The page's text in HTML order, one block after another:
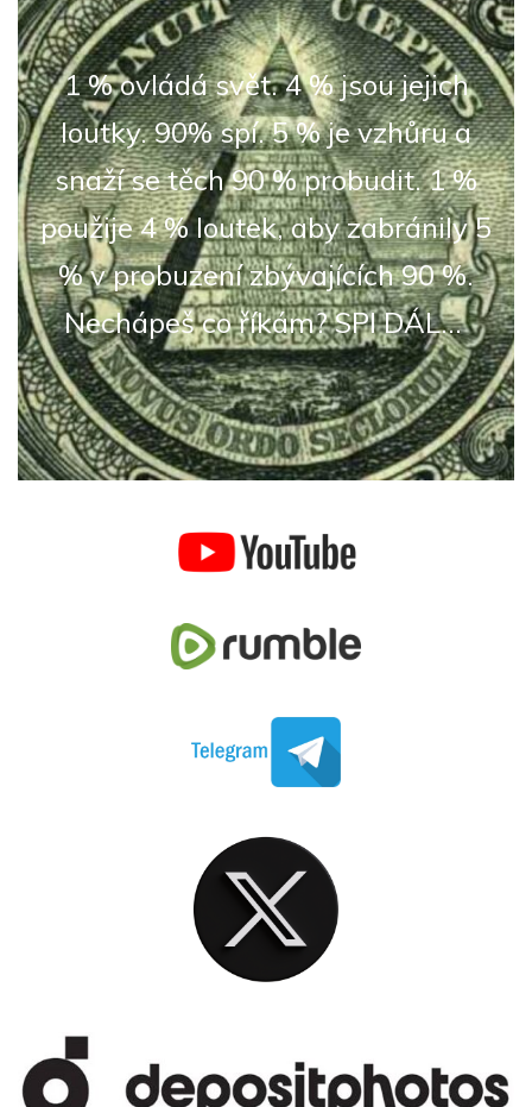
1 % ovládá svět. 4 % jsou jejich
loutky. 90% spí. 5 % je vzhůru a
snaží se těch 90 % probudit. 1 %
použije 4 % loutek, aby zabránily 5
% v probuzení zbývajících 90 %.
Nechápeš co říkám? SPI DÁL...